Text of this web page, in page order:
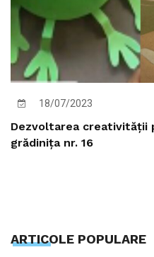
18/07/2023
Dezvoltarea creativității
grădinița nr. 16
ARTICOLE POPULARE